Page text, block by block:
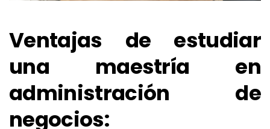
Ventajas de estudiar
una maestría en
administración de
negocios: